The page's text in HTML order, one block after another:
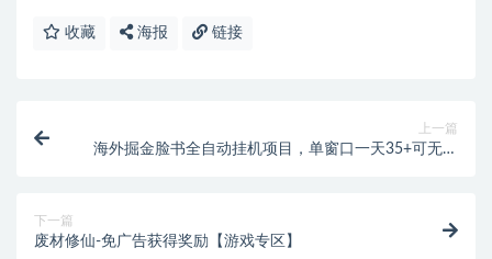
收藏 海报 链接
上一篇
海外掘金脸书全自动挂机项目，单窗口一天35+可无限
下一篇
废材修仙-免广告获得奖励【游戏专区】